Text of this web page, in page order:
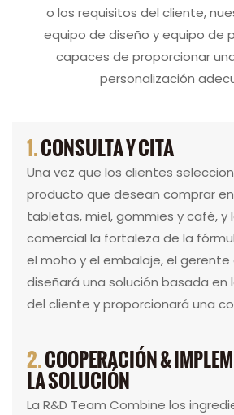
o los requisitos del cliente,
equipo de diseño y equipo de
capaces de proporcionar
personalización
1.CONSULTA Y CITA
Una vez que los clientes
producto que desean comprar
tabletas, miel, gommies y café, y
comercial la fortaleza de la
el moho y el embalaje, el gerente
diseñará una solución basada en
del cliente y proporcionará una
2.COOPERACIÓN &
LA SOLUCIÓN
La R&D Team Combine los